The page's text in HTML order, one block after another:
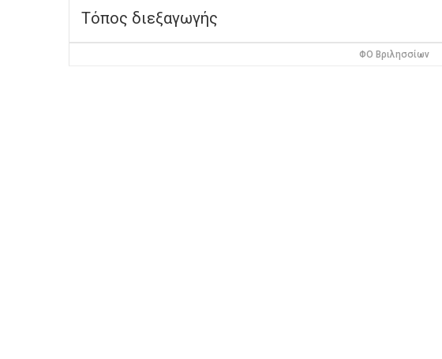
Τόπος διεξαγωγής
ΦΟ Βριλησσίων